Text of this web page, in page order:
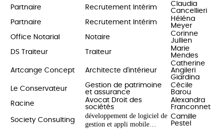
Partnaire Recrutement Intérim
Claudia
Cancellieri
Partnaire
Recrutement Intérim
Héléna
Meyer
Office Notarial
Notaire
Corinne
Jullien
DS Traiteur
Traiteur
Marie
Mendes
Artcange Concept Architecte d'intérieur
Catherine
Angileri
Giardina
Le Conservateur
Gestion de patrimoine
et assurance
Cécile
Barou
Racine
Avocat Droit des
sociétés
Alexandra
Franconnet
Society Consulting
développement de logiciel de
gestion et appli mobile…
Camille
Pestel